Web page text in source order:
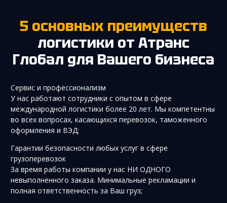
5 основных преимуществ
логистики от Атранс
Глобал для Вашего бизнеса
Сервис и профессионализм
У нас работают сотрудники с опытом в сфере
международной логистики более 20 лет. Мы компетентны
во всех вопросах, касающихся перевозок, таможенного
оформления и ВЭД;
Гарантии безопасности любых услуг в сфере
грузоперевозок
За время работы компании у нас НИ ОДНОГО
невыполненного заказа. Минимальные рекламации и
полная ответственность за Ваш груз;